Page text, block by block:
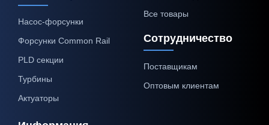
Насос-форсунки
Форсунки Common Rail
PLD секции
Турбины
Актуаторы
Все товары
Сотрудничество
Поставщикам
Оптовым клиентам